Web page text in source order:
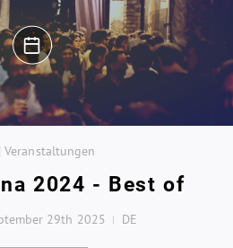
Veranstaltungen
2024 - Best of
29th 2025 DE